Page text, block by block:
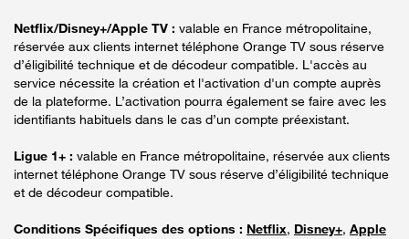
Netflix/Disney+/Apple TV : valable en France métropolitaine,
réservée aux clients internet téléphone Orange TV sous réserve
d’éligibilité technique et de décodeur compatible. L'accès au
service nécessite la création et l'activation d'un compte auprès
de la plateforme. L’activation pourra également se faire avec les
identifiants habituels dans le cas d’un compte préexistant.
Ligue 1+ : valable en France métropolitaine, réservée aux clients
internet téléphone Orange TV sous réserve d’éligibilité technique
et de décodeur compatible.
Conditions Spécifiques des options : Netflix, Disney+, Apple